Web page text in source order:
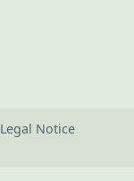
Legal Notice